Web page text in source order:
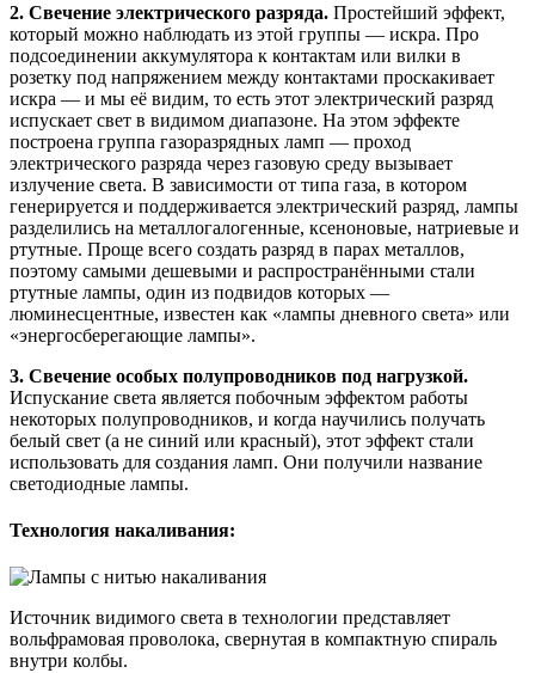
2. Свечение электрического разряда. Простейший эффект,
который можно наблюдать из этой группы — искра. Про
подсоединении аккумулятора к контактам или вилки в
розетку под напряжением между контактами проскакивает
искра — и мы её видим, то есть этот электрический разряд
испускает свет в видимом диапазоне. На этом эффекте
построена группа газоразрядных ламп — проход
электрического разряда через газовую среду вызывает
излучение света. В зависимости от типа газа, в котором
генерируется и поддерживается электрический разряд, лампы
разделились на металлогалогенные, ксеноновые, натриевые и
ртутные. Проще всего создать разряд в парах металлов,
поэтому самыми дешевыми и распространёнными стали
ртутные лампы, один из подвидов которых —
люминесцентные, известен как «лампы дневного света» или
«энергосберегающие лампы».
3. Свечение особых полупроводников под нагрузкой.
Испускание света является побочным эффектом работы
некоторых полупроводников, и когда научились получать
белый свет (а не синий или красный), этот эффект стали
использовать для создания ламп. Они получили название
светодиодные лампы.
Технология накаливания:
Источник видимого света в технологии представляет
вольфрамовая проволока, свернутая в компактную спираль
внутри колбы.